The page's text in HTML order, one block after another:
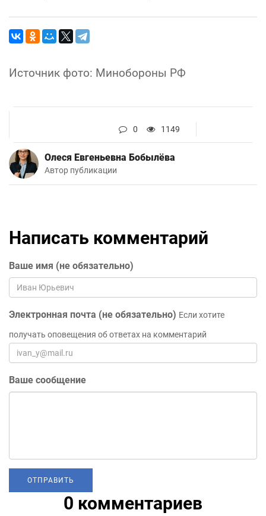
Источник фото: Минобороны РФ
0 1149
Олеся Евгеньевна Бобылёва
Автор публикации
Написать комментарий
Ваше имя (не обязательно)
Электронная почта (не обязательно) Если хотите
получать оповещения об ответах на комментарий
Ваше сообщение
0 комментариев